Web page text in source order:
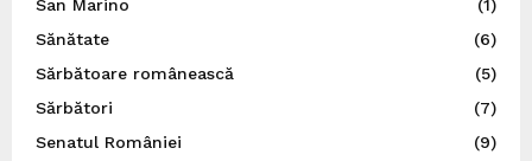
San Marino
(1)
Sănătate
(6)
Sărbătoare românească
(5)
Sărbători
(7)
Senatul României
(9)